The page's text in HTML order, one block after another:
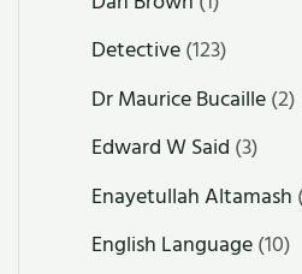
Detective(123)
Dr Maurice Bucaille(2)
Edward W Said (3)
Enayetullah Altamash
English Language(10)